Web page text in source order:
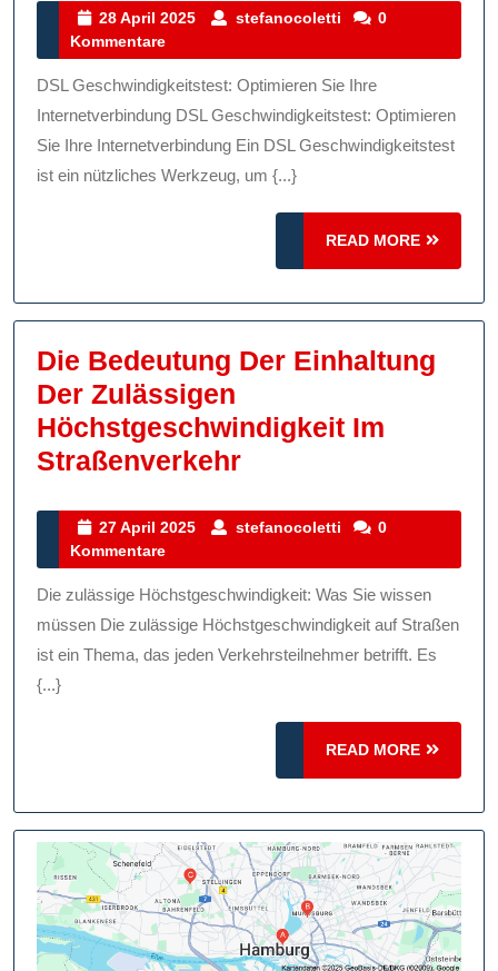
Ihre
Einem
DSL
28 April 2025
28
2025
stefanocoletti stefanocoletti
0
Kommentare
DSL Geschwindigkeitstest: Optimieren Sie Ihre
Internetverbindung DSL Geschwindigkeitstest: Optimieren
Sie Ihre Internetverbindung Ein DSL Geschwindigkeitstest
ist ein nützliches Werkzeug, um {...}
READ MORE
READ
MORE
Die Bedeutung Der Einhaltung
Der Zulässigen
Höchstgeschwindigkeit Im
StraßenverkehrDie
Der
Der
Zulässigen
Straßenverkehr
27 April 2025
27
2025
stefanocoletti stefanocoletti
0
Kommentare
Die zulässige Höchstgeschwindigkeit: Was Sie wissen
müssen Die zulässige Höchstgeschwindigkeit auf Straßen
ist ein Thema, das jeden Verkehrsteilnehmer betrifft. Es
{...}
READ MORE
READ
MORE